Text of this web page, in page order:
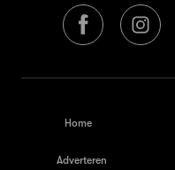
Home
Adverteren